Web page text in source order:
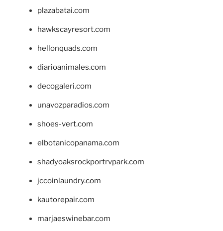
plazabatai.com
hawkscayresort.com
hellonquads.com
diarioanimales.com
decogaleri.com
unavozparadios.com
shoes-vert.com
elbotanicopanama.com
shadyoaksrockportrvpark.com
jccoinlaundry.com
kautorepair.com
marjaeswinebar.com